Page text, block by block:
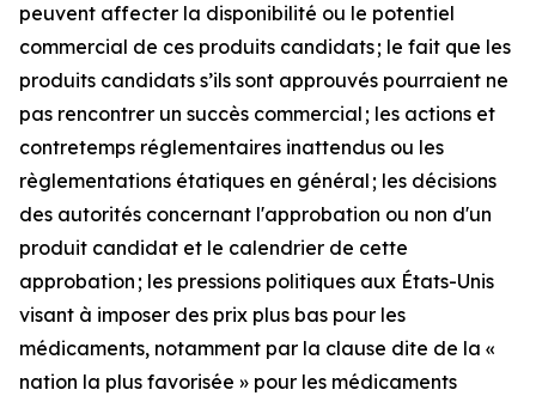
peuvent affecter la disponibilité ou le potentiel
commercial de ces produits candidats ; le fait que les
produits candidats s’ils sont approuvés pourraient ne
pas rencontrer un succès commercial ; les actions et
contretemps réglementaires inattendus ou les
règlementations étatiques en général ; les décisions
des autorités concernant l'approbation ou non d'un
produit candidat et le calendrier de cette
approbation ; les pressions politiques aux États-Unis
visant à imposer des prix plus bas pour les
médicaments, notamment par la clause dite de la «
nation la plus favorisée » pour les médicaments